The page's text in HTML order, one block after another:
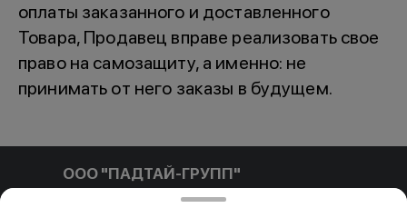
оплаты заказанного и доставленного
Товара, Продавец вправе реализовать свое
право на самозащиту, а именно: не
принимать от него заказы в будущем.
ООО "ПАДТАЙ-ГРУПП"
ООО "ПАДТАЙ-ГРУПП" УНП 192838954, РБ, Минская